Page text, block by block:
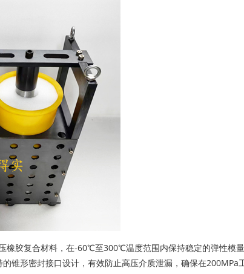
橡胶复合材料，在-60℃至300℃温度范围内保持稳定的弹性模
锥形密封接口设计，有效防止高压介质泄漏，确保在200MPa